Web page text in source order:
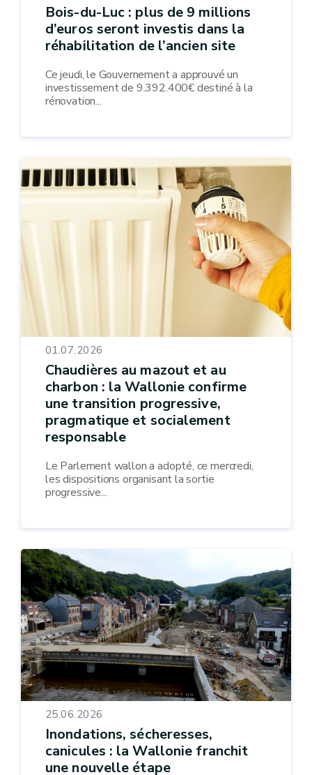
Bois-du-Luc : plus de 9 millions
d’euros seront investis dans la
réhabilitation de l’ancien site
Ce jeudi, le Gouvernement a approuvé un
investissement de 9.392.400€ destiné à la
rénovation...
01.07.2026
Chaudières au mazout et au
charbon : la Wallonie confirme
une transition progressive,
pragmatique et socialement
responsable
Le Parlement wallon a adopté, ce mercredi,
les dispositions organisant la sortie
progressive...
25.06.2026
Inondations, sécheresses,
canicules : la Wallonie franchit
une nouvelle étape